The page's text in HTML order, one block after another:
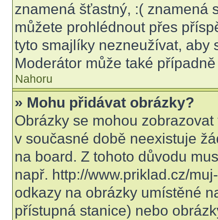
znamená šťastný, :( znamená
můžete prohlédnout přes
tyto smajlíky nezneužívat, aby
Moderátor může také
Nahoru
» Mohu přidávat obrázky?
Obrázky se mohou
v současné době neexistuje
na board. Z tohoto důvodu
např. http://www.priklad.cz/
odkazy na obrázky umístěné
přístupná stanice) nebo